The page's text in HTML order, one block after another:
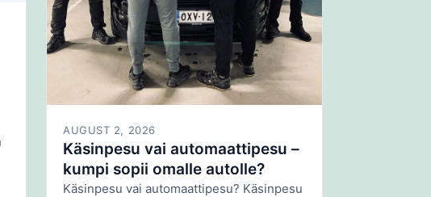
AUGUST 2, 2026
Käsinpesu vai automaattipesu –
kumpi sopii omalle autolle?
Käsinpesu vai automaattipesu? Käsinpesu